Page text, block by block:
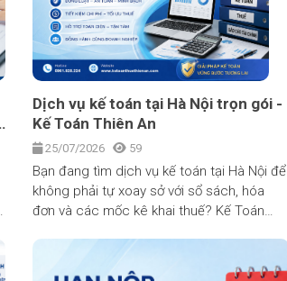
Dịch vụ kế toán tại Hà Nội trọn gói -
Kế Toán Thiên An
25/07/2026 59
Bạn đang tìm dịch vụ kế toán tại Hà Nội để
không phải tự xoay sở với sổ sách, hóa
đơn và các mốc kê khai thuế? Kế Toán
đang đồng hành cùng hơn 500 doanh
nghiệp và hộ kinh doanh trên địa bàn Hà